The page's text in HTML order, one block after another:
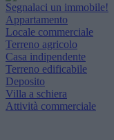
Segnalaci un immobile!
Appartamento
Locale commerciale
Terreno agricolo
Casa indipendente
Terreno edificabile
Deposito
Villa a schiera
Attività commerciale